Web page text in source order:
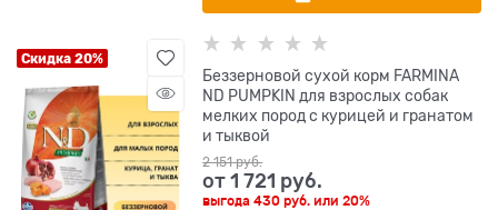
Скидка 20%
Беззерновой cухой корм FARMINA
ND PUMPKIN для взрослых собак
мелких пород с курицей и гранатом
и тыквой
2 151 руб.
от1 721 руб.
выгода430 руб. или20%